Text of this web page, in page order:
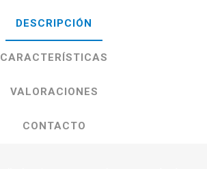
DESCRIPCIÓN
CARACTERÍSTICAS
VALORACIONES
CONTACTO